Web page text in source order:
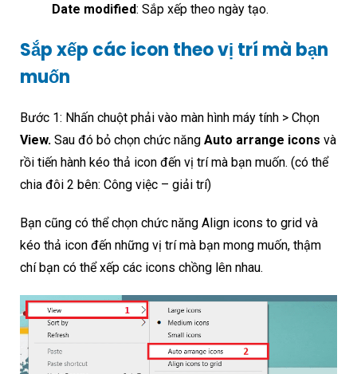
Date modified: Sắp xếp theo ngày tạo.
Sắp xếp các icon theo vị trí mà bạn
muốn
Bước 1: Nhấn chuột phải vào màn hình máy tính > Chọn
View. Sau đó bỏ chọn chức năng Auto arrange icons và
rồi tiến hành kéo thả icon đến vị trí mà bạn muốn. (có thể
chia đôi 2 bên: Công việc – giải trí)
Bạn cũng có thể chọn chức năng Align icons to grid và
kéo thả icon đến những vị trí mà bạn mong muốn, thậm
chí bạn có thể xếp các icons chồng lên nhau.